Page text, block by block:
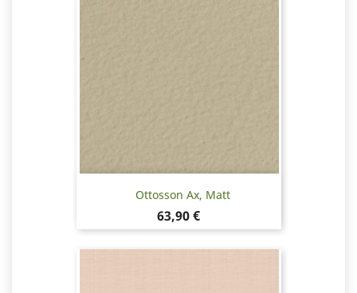
Ottosson Ax, Matt
Pris
63,90 €